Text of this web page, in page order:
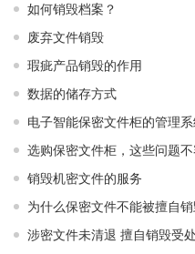
如何销毁档案？
废弃文件销毁
瑕疵产品销毁的作用
数据的储存方式
电子智能保密文件柜的管理
选购保密文件柜，这些问题
销毁机密文件的服务
为什么保密文件不能被擅自销
涉密文件未清退 擅自销毁受